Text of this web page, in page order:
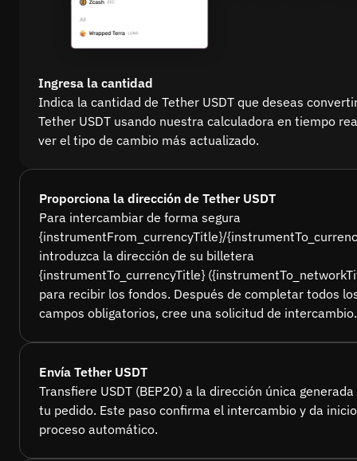
Ingresa la cantidad
Indica la cantidad de Tether USDT que deseas
Tether USDT usando nuestra calculadora en tiempo
ver el tipo de cambio más actualizado.
Proporciona la dirección de Tether USDT
Para intercambiar de forma segura
{instrumentFrom_currencyTitle}/
introduzca la dirección de su billetera
{instrumentTo_currencyTitle}
para recibir los fondos. Después de completar todos
campos obligatorios, cree una solicitud de intercambio.
Envía Tether USDT
Transfiere USDT (BEP20) a la dirección única
tu pedido. Este paso confirma el intercambio y da
proceso automático.